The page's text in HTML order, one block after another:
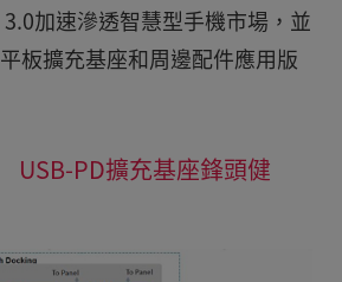
加速滲透智慧型手機市場，並
板擴充基座和周邊配件應用版
PD擴充基座鋒頭健